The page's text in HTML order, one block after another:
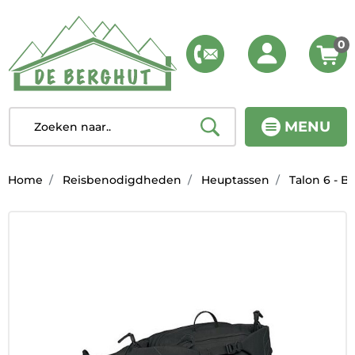
MENU
0
Home Reisbenodigdheden Heuptassen Talon 6 -